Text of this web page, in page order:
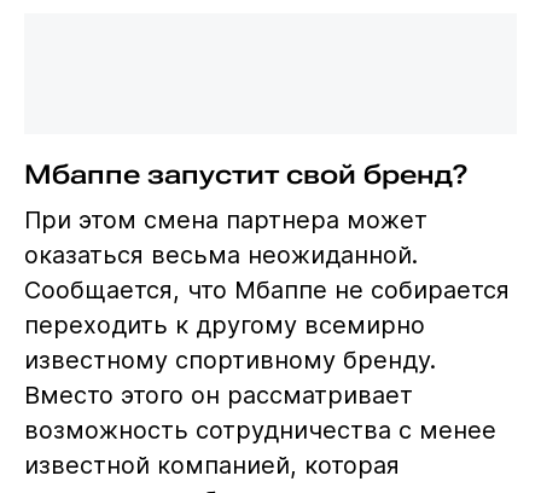
Мбаппе запустит свой бренд?
При этом смена партнера может
оказаться весьма неожиданной.
Сообщается, что Мбаппе не собирается
переходить к другому всемирно
известному спортивному бренду.
Вместо этого он рассматривает
возможность сотрудничества с менее
известной компанией, которая